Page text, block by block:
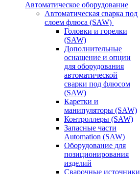
Автоматическое оборудование
Автоматическая сварка под
слоем флюса (SAW)
Головки и горелки
(SAW)
Дополнительные
оснащение и опции
для оборудования
автоматической
сварки под флюсом
(SAW)
Каретки и
манипуляторы (SAW)
Контроллеры (SAW)
Запасные части
Automation (SAW)
Оборудование для
позиционирования
изделий
Сварочные источники